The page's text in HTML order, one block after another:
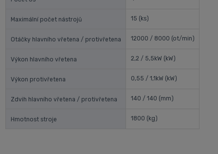
Maximální počet nástrojů 15 (ks)
Otáčky hlavního vřetena / protivřetena 12000 / 8000 (ot/min)
Výkon hlavního vřetena 2,2 / 5,5kW (kW)
Výkon protivřetena 0,55 / 1,1kW (kW)
Zdvih hlavního vřetena / protivřetena 140 / 140 (mm)
Hmotnost stroje 1800 (kg)